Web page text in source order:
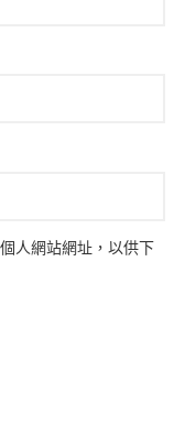
人網站網址，以供下